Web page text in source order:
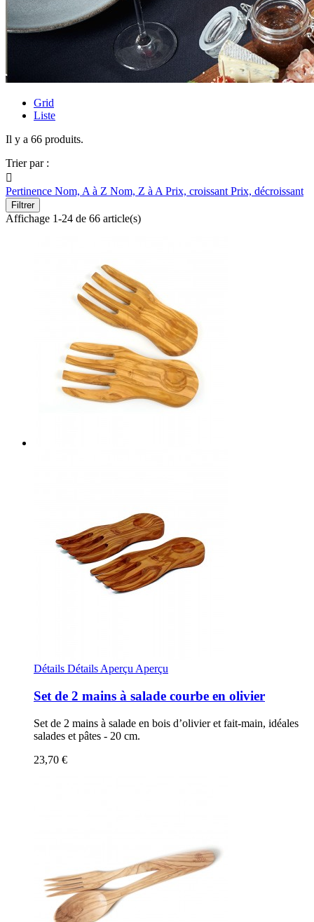
Grid
Liste
Il y a 66 produits.
Trier par :

Pertinence Nom, A à Z Nom, Z à A Prix, croissant Prix, décroissant
Filtrer
Affichage 1-24 de 66 article(s)
Détails Détails Aperçu Aperçu
Set de 2 mains à salade courbe en olivier
Set de 2 mains à salade en bois d’olivier et fait-main, idéales
salades et pâtes - 20 cm.
23,70 €